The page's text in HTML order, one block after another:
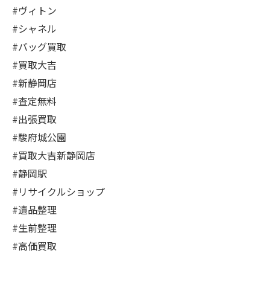
#ヴィトン
#シャネル
#バッグ買取
#買取大吉
#新静岡店
#査定無料
#出張買取
#駿府城公園
#買取大吉新静岡店
#静岡駅
#リサイクルショップ
#遺品整理
#生前整理
#高価買取